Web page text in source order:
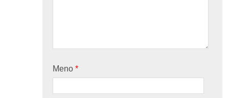
Meno*